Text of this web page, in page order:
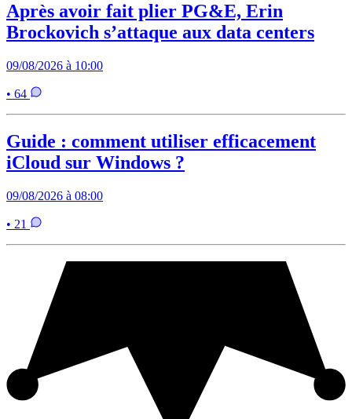
Après avoir fait plier PG&E, Erin
Brockovich s’attaque aux data centers
09/08/2026 à 10:00
• 64
Guide : comment utiliser efficacement
iCloud sur Windows ?
09/08/2026 à 08:00
• 21